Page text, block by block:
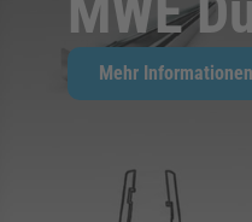
Mehr Informationen